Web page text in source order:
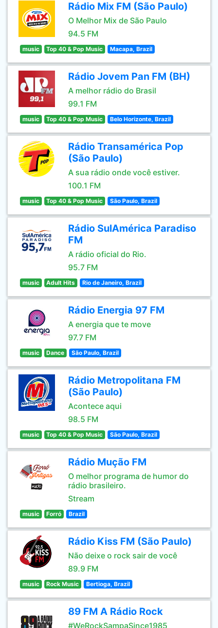
Rádio Mix FM (São Paulo)
O Melhor Mix de São Paulo
94.5 FM
music Top 40 & Pop Music Macapa, Brazil
Rádio Jovem Pan FM (BH)
A melhor rádio do Brasil
99.1 FM
music Top 40 & Pop Music Belo Horizonte, Brazil
Rádio Transamérica Pop
(São Paulo)
A sua rádio onde você estiver.
100.1 FM
music Top 40 & Pop Music São Paulo, Brazil
Rádio SulAmérica Paradiso
FM
A rádio oficial do Rio.
95.7 FM
music Adult Hits Rio de Janeiro, Brazil
Rádio Energia 97 FM
A energia que te move
97.7 FM
music Dance São Paulo, Brazil
Rádio Metropolitana FM
(São Paulo)
Acontece aqui
98.5 FM
music Top 40 & Pop Music São Paulo, Brazil
Rádio Mução FM
O melhor programa de humor do
rádio brasileiro.
Stream
music Forró Brazil
Rádio Kiss FM (São Paulo)
Não deixe o rock sair de você
89.9 FM
music Rock Music Bertioga, Brazil
89 FM A Rádio Rock
#WeRockSampaSince1985